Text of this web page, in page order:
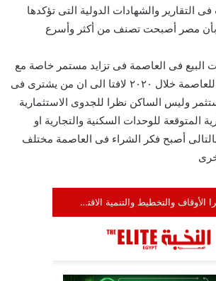
التقارير والشهادات الدولية التى تؤكدها
بأن مصر أصبحت تصنف من أكثر وأسرع
البيع فى العاصمة فى تزايد مستمر خاصة مع
قرب انتقال الحكومة للعاصمة خلال ٢٠٢٠ لافتا الى ان من يشترى فى
وليس الساكن نظرا للجدوى الاستثمارية
المتوقعة للوحدات السكنية والتجارية او
أصبح فكر الشراء فى العاصمة مختلف